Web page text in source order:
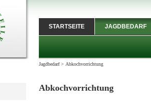
STARTSEITE JAGDBEDARF
Jagdbedarf> Abkochvorrichtung
Abkochvorrichtung